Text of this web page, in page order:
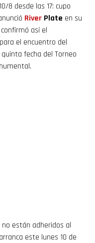
8 desde las 17: cupo
River Plate en su
así el
el encuentro del
fecha del Torneo
no están adheridos al
este lunes 10 de